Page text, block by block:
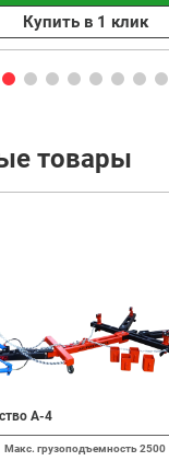
Купить в 1 клик
товары
A-4
Макс. грузоподъемность2500